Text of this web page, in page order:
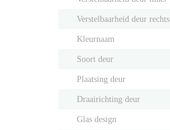
Verstelbaarheid deur rechts
Kleurnaam
Soort deur
Plaatsing deur
Draairichting deur
Glas design